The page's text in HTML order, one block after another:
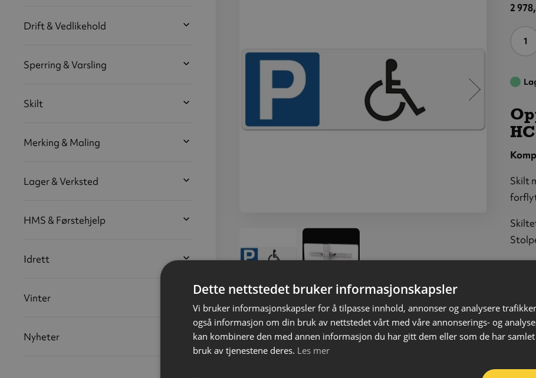
HC‑Parkering,
PVC, 45 x 15 cm
m/
PVC, 45 x
2
Skilt
Drift & Vedlikehold
Sperring & Varsling
Skilt
Merking & Maling
Lager & Verksted
HMS & Førstehjelp
Idrett
Vinter
Nyheter
Dette nettstedet bruker informasjonskapsler
Vi bruker informasjonskapsler for å tilpasse innhold, annonser og analysere
også informasjon om din bruk av nettstedet vårt med våre annonserings- og
kan kombinere den med annen informasjon du har gitt dem eller som de har
bruk av tjenestene deres. Les mer